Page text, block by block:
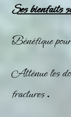
Ses bienfaits
Bénéfique
Atténue les
fractures.